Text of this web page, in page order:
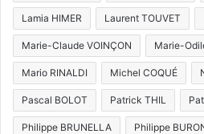
Lamia HIMER Laurent TOUVET
Marie-Claude VOINÇON Marie-
Mario RINALDI Michel COQUÉ
Pascal BOLOT Patrick THIL
Philippe BRUNELLA Philippe